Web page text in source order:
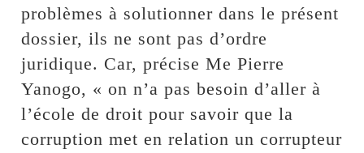
problèmes à solutionner dans le présent
dossier, ils ne sont pas d’ordre
juridique. Car, précise Me Pierre
Yanogo, « on n’a pas besoin d’aller à
l’école de droit pour savoir que la
corruption met en relation un corrupteur